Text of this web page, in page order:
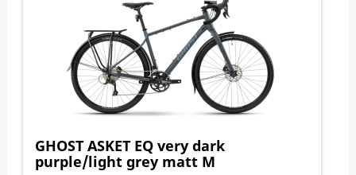
GHOST ASKET EQ very dark
purple/light grey matt M